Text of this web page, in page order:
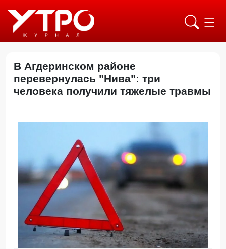
В Агдеринском районе
перевернулась "Нива": три
человека получили тяжелые травмы